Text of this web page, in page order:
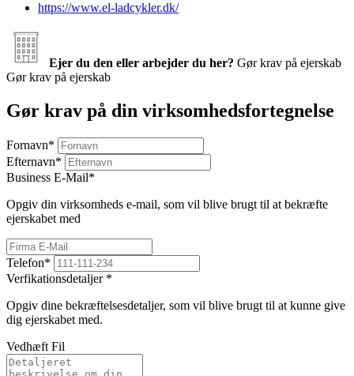
https://www.el-ladcykler.dk/
Ejer du den eller arbejder du her? Gør krav på ejerskab
Gør krav på ejerskab
Gør krav på din virksomhedsfortegnelse
Fornavn*
Efternavn*
Business E-Mail*
Opgiv din virksomheds e-mail, som vil blive brugt til at bekræfte
ejerskabet med
Telefon*
Verfikationsdetaljer *
Opgiv dine bekræftelsesdetaljer, som vil blive brugt til at kunne give
dig ejerskabet med.
Vedhæft Fil